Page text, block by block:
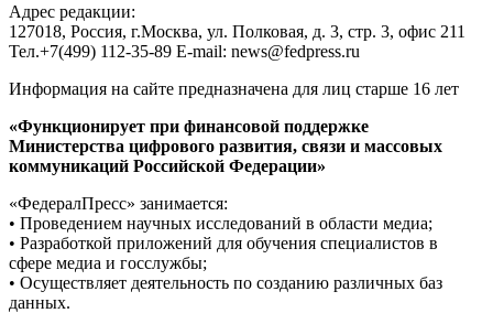
Адрес редакции:
127018, Россия, г.Москва, ул. Полковая, д. 3, стр. 3, офис 211
Тел.+7(499) 112-35-89 E-mail: news@fedpress.ru
Информация на сайте предназначена для лиц старше 16 лет
«Функционирует при финансовой поддержке
Министерства цифрового развития, связи и массовых
коммуникаций Российской Федерации»
«ФедералПресс» занимается:
• Проведением научных исследований в области медиа;
• Разработкой приложений для обучения специалистов в
сфере медиа и госслужбы;
• Осуществляет деятельность по созданию различных баз
данных.